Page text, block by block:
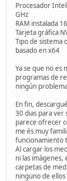
Procesador
GHz
RAM instalada
Tarjeta gráfica
Tipo de sistema
basado en x64
Ya se que no es
programas de
ningún
En fin,
30 dias para ver
parece ofrecer
me és muy
funcionamiento
Al cargar los
ni las imàgenes,
carpetas de
ninguno de